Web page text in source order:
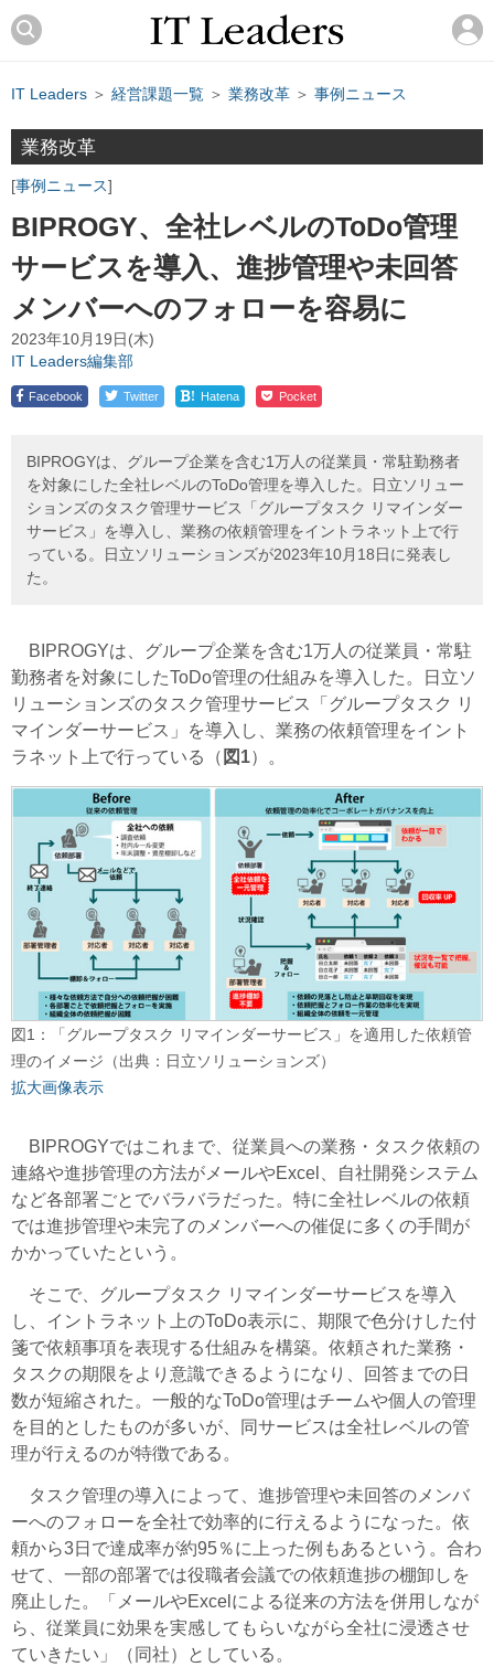
IT Leaders ＞ 経営課題一覧 ＞ 業務改革 ＞ 事例ニュース
業務改革
事例ニュース
BIPROGY、全社レベルのToDo管理
サービスを導入、進捗管理や未回答
メンバーへのフォローを容易に
2023年10月19日(木)
IT Leaders編集部
Facebook Twitter ! Hatena Pocket
BIPROGYは、グループ企業を含む1万人の従業員・常駐勤務者
を対象にした全社レベルのToDo管理を導入した。日立ソリュー
ションズのタスク管理サービス「グループタスク リマインダー
サービス」を導入し、業務の依頼管理をイントラネット上で行
っている。日立ソリューションズが2023年10月18日に発表し
た。
BIPROGYは、グループ企業を含む1万人の従業員・常駐
勤務者を対象にしたToDo管理の仕組みを導入した。日立ソ
リューションズのタスク管理サービス「グループタスク リ
マインダーサービス」を導入し、業務の依頼管理をイント
ラネット上で行っている（ 図1）。
図1：「グループタスク リマインダーサービス」を適用した依頼管
理のイメージ（出典：日立ソリューションズ）
拡大画像表示
BIPROGYではこれまで、従業員への業務・タスク依頼の
連絡や進捗管理の方法がメールやExcel、自社開発システム
など各部署ごとでバラバラだった。特に全社レベルの依頼
では進捗管理や未完了のメンバーへの催促に多くの手間が
かかっていたという。
そこで、グループタスク リマインダーサービスを導入
し、イントラネット上のToDo表示に、期限で色分けした付
箋で依頼事項を表現する仕組みを構築。依頼された業務・
タスクの期限をより意識できるようになり、回答までの日
数が短縮された。一般的なToDo管理はチームや個人の管理
を目的としたものが多いが、同サービスは全社レベルの管
理が行えるのが特徴である。
タスク管理の導入によって、進捗管理や未回答のメンバ
ーへのフォローを全社で効率的に行えるようになった。依
頼から3日で達成率が約95％に上った例もあるという。合わ
せて、一部の部署では役職者会議での依頼進捗の棚卸しを
廃止した。「メールやExcelによる従来の方法を併用しなが
ら、従業員に効果を実感してもらいながら全社に浸透させ
ていきたい」（同社）としている。